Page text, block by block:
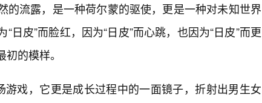
的流露，是一种荷尔蒙的驱使，更是一种对未知世界
日皮”而脸红，因为“日皮”而心跳，也因为“日皮”而更
的模样。
游戏，它更是成长过程中的一面镜子，折射出男生女